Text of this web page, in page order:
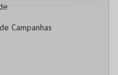
Campanhas